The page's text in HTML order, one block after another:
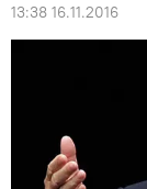
13:38 16.11.2016